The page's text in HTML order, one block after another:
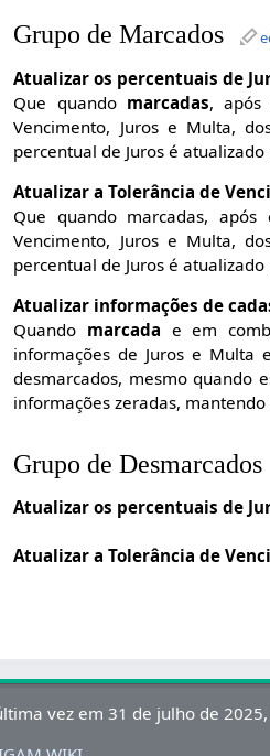
Grupo de Marcados
Atualizar os percentuais de
Que quando marcadas, após
Vencimento, Juros e Multa,
percentual de Juros é
Atualizar a Tolerância de
Que quando marcadas,
Vencimento, Juros e Multa,
percentual de Juros é
Atualizar informações de
Quando marcada e em
informações de Juros e Multa
desmarcados, mesmo quando
informações zeradas, mantendo
Grupo de Desmarcados
Atualizar os percentuais de
Atualizar a Tolerância de
vez em 31 de julho de